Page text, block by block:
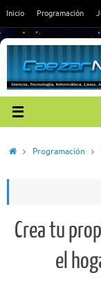
contenido
Inicio Programación
InicioProgramación
Crea tu
el